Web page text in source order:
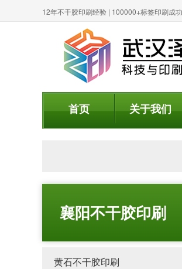
12年不干胶印刷经验 | 100000+标签印刷成
首页 关于我们
襄阳不干胶印刷
黄石不干胶印刷